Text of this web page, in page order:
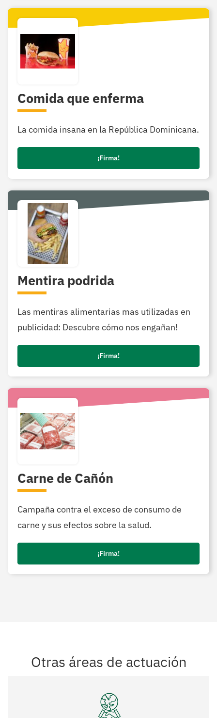
Comida que enferma
La comida insana en la República Dominicana.
¡Firma!
Mentira podrida
Las mentiras alimentarias mas utilizadas en
publicidad: Descubre cómo nos engañan!
¡Firma!
Carne de Cañón
Campaña contra el exceso de consumo de
carne y sus efectos sobre la salud.
¡Firma!
Otras áreas de actuación